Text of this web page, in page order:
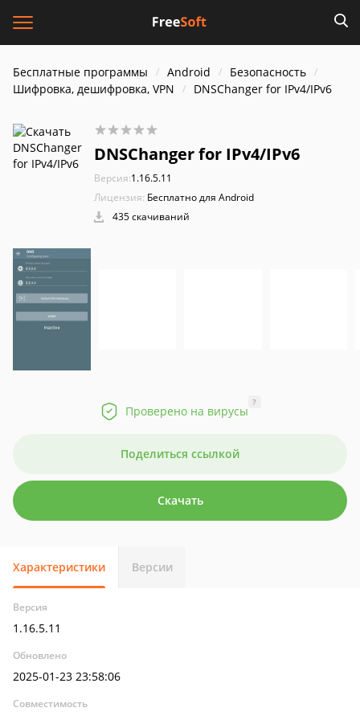
Бесплатные программы Android
Безопасность
Шифровка, дешифровка, VPN
DNSChanger for IPv4/IPv6
DNSChanger for IPv4/IPv6
Версия:1.16.5.11
Лицензия: Бесплатно для Android
435 скачиваний
Проверено на вирусы
?
Поделиться ссылкой
Скачать
Характеристики Версии
Версия
1.16.5.11
Обновлено
2025-01-23 23:58:06
Совместимость